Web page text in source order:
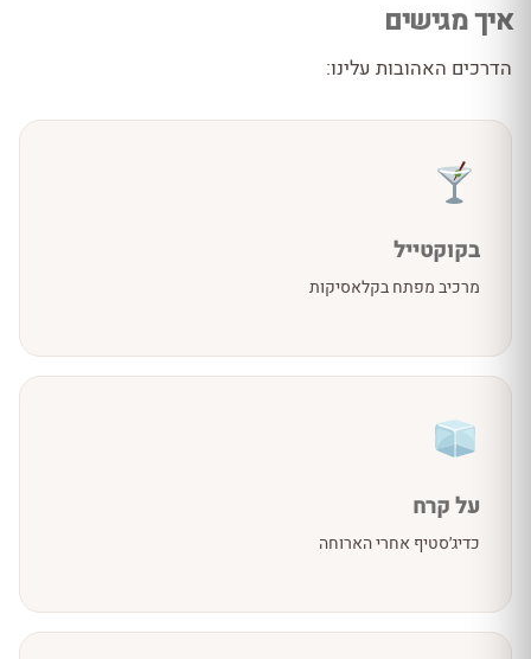
איך מגישים
הדרכים האהובות עלינו:
בקוקטייל
מרכיב מפתח בקלאסיקות
על קרח
כדיג׳סטיף אחרי הארוחה